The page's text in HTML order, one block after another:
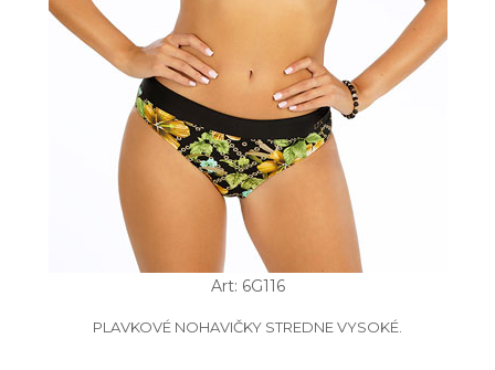
Art: 6G116
PLAVKOVÉ NOHAVIČKY STREDNE VYSOKÉ.